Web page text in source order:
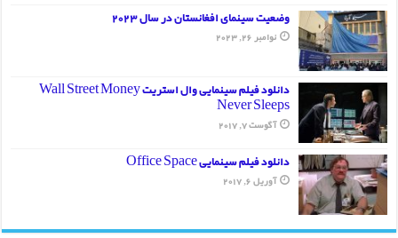
وضعیت سینمای افغانستان در سال 2023
نوامبر 26, 2023
دانلود فیلم سینمایی وال استریت Wall Street Money
Never Sleeps
آگوست 7, 2017
دانلود فیلم سینمایی Office Space
آوریل 6, 2017